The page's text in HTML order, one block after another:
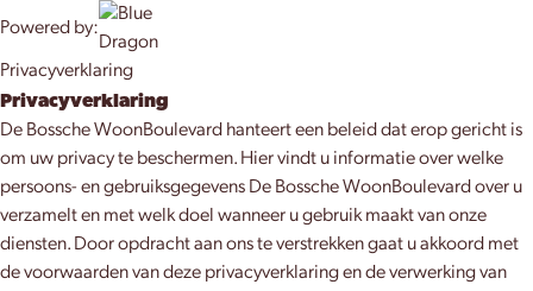
Powered by:
Privacyverklaring
Privacyverklaring
De Bossche WoonBoulevard hanteert een beleid dat erop gericht is
om uw privacy te beschermen. Hier vindt u informatie over welke
persoons- en gebruiksgegevens De Bossche WoonBoulevard over u
verzamelt en met welk doel wanneer u gebruik maakt van onze
diensten. Door opdracht aan ons te verstrekken gaat u akkoord met
de voorwaarden van deze privacyverklaring en de verwerking van